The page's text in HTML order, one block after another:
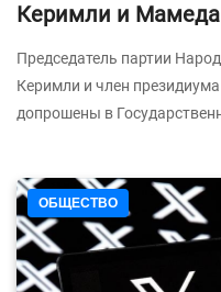
Керимли и
Председатель партии
Керимли и член
допрошены в
ОБЩЕСТВО